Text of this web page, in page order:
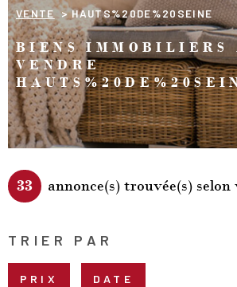
VENTE
HAUTS%20DE%20SEINE
BIENS IMMOBILIERS
VENDRE
33 annonce(s) trouvée(s) selon
TRIER PAR
PRIX DATE
TYPE
D'OFFRE
VENTE
TYPE
DE
BIEN
TYPE DE
VILLE
BUDGET